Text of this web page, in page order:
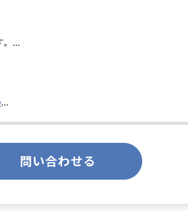
限に発揮できます。
問い合わせる